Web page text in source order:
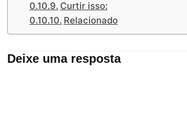
Curtir isso:
Relacionado
Deixe uma resposta